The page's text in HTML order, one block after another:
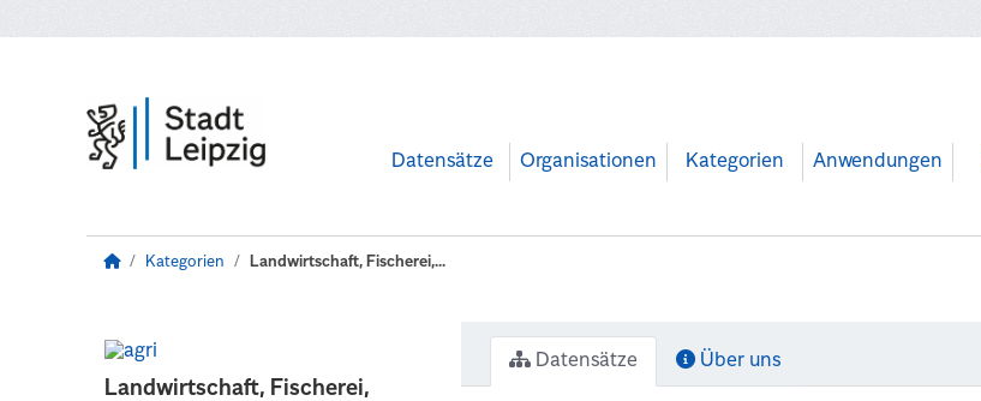
Datensätze Organisationen Kategorien Anwendungen
Kategorien Landwirtschaft, Fischerei,...
Landwirtschaft, Fischerei,
Datensätze Über uns